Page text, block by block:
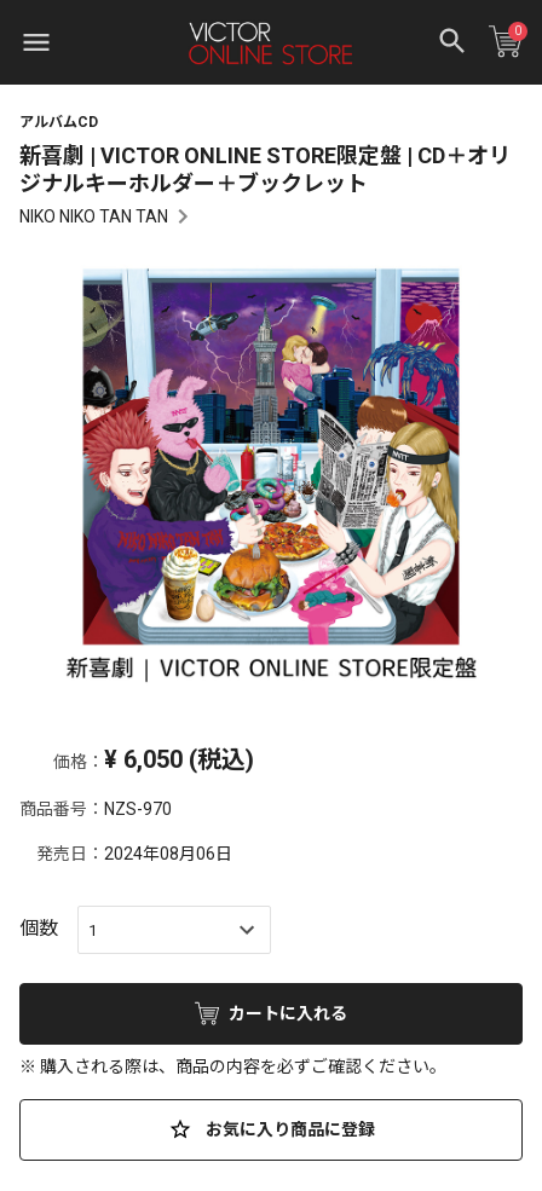
0
アルバムCD
新喜劇 | VICTOR ONLINE STORE限定盤 | CD＋オリ
ジナルキーホルダー＋ブックレット
NIKO NIKO TAN TAN
価格： ¥ 6,050 (税込)
商品番号： NZS-970
発売日： 2024年08月06日
個数
カートに入れる
※ 購入される際は、商品の内容を必ずご確認ください。
お気に入り商品に登録